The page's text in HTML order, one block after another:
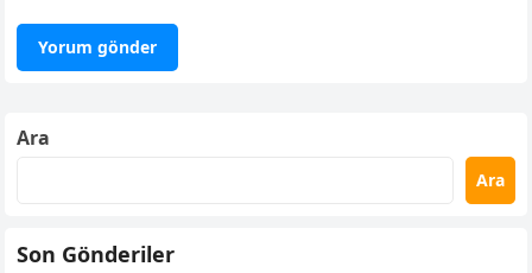
Ara
Ara
Son Gönderiler